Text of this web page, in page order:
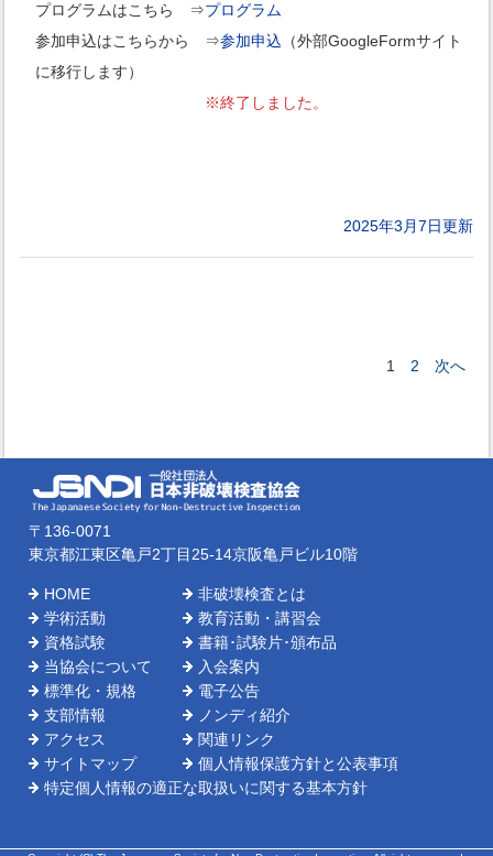
プログラムはこちら ⇒プログラム
参加申込はこちらから ⇒参加申込 （外部GoogleFormサイト
に移行します）
※終了しました。
2025年3月7日更新
1 2 次へ
〒136-0071
東京都江東区亀戸2丁目25-14京阪亀戸ビル10階
HOME
非破壊検査とは
学術活動
教育活動・講習会
資格試験
書籍･試験片･頒布品
当協会について
入会案内
標準化・規格
電子公告
支部情報
ノンディ紹介
アクセス
関連リンク
サイトマップ
個人情報保護方針と公表事項
特定個人情報の適正な取扱いに関する基本方針